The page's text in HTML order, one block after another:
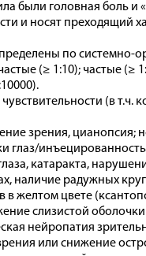
были головная боль и
и носят преходящий
по системно-
(≥ 1:10); частые (≥
(в т.ч.
зрения, цианопсия;
глаз/
катаракта,
наличие радужных
в желтом цвете
слизистой
нейропатия
или снижение